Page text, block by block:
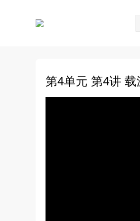
第4单元 第4讲